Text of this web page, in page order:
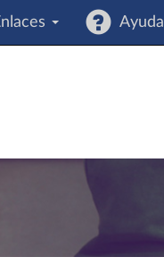
Ayuda